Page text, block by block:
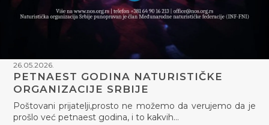
26.05.2026.
PETNAEST GODINA NATURISTIČKE
ORGANIZACIJE SRBIJE
Poštovani prijatelji,prosto ne možemo da verujemo da je
prošlo već petnaest godina, i to kakvih…